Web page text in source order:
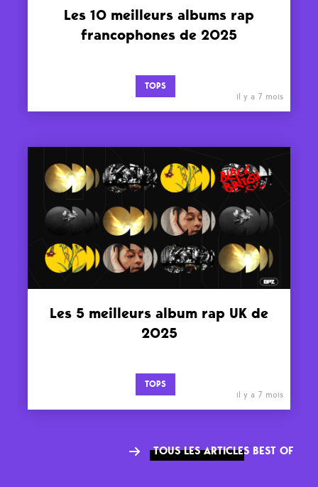
Les 10 meilleurs albums rap
francophones de 2025
TOPS
il y a 7 mois
Les 5 meilleurs album rap UK de
2025
TOPS
il y a 7 mois
TOUS LES ARTICLES BEST OF